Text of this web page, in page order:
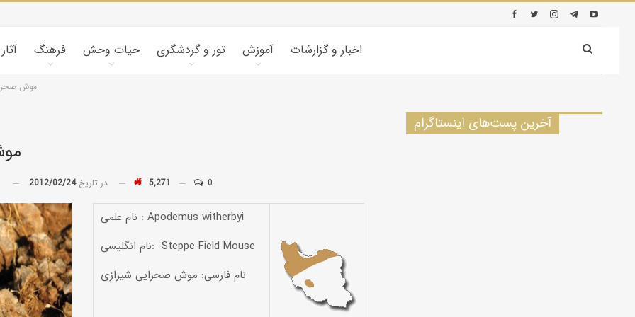
فرهنگ حیات وحش تور و گردشگری آموزش اخبار و گزارشات
موش
در تاریخ2012/02/24 5,271 0
نام علمی : Apodemus witherbyi
نام انگلیسی: Steppe Field Mouse
نام فارسی: موش صحرایی شیرازی
آخرین پست‌های اینستاگرام